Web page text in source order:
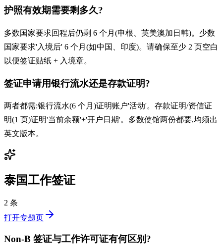
护照有效期需要剩多久?
多数国家要求回程后仍剩 6 个月(申根、英美澳加日韩)。少数
国家要求'入境后' 6 个月(如中国、印度)。请确保至少 2 页空白
以便签证贴纸 + 入境章。
签证申请用银行流水还是存款证明?
两者都需:银行流水(6 个月)证明账户'活动'。存款证明/资信证
明(1 页)证明'当前余额'+'开户日期'。多数使馆两份都要,均须出
英文版本。
泰国工作签证
2 条
打开专题页
Non-B 签证与工作许可证有何区别?